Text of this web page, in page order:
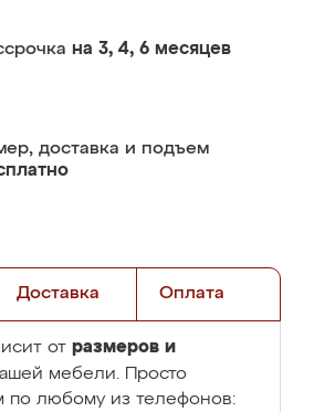
на 3, 4, 6 месяцев
доставка и подъем
Доставка Оплата
от размеров и
мебели. Просто
по любому из телефонов: